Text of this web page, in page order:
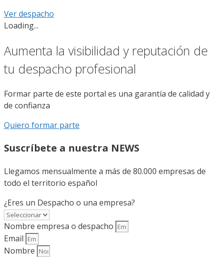
Ver despacho
Loading...
Aumenta la visibilidad y reputación de
tu despacho profesional
Formar parte de este portal es una garantía de calidad y
de confianza
Quiero formar parte
Suscríbete a nuestra NEWS
Llegamos mensualmente a más de 80.000 empresas de
todo el territorio español
¿Eres un Despacho o una empresa?
Nombre empresa o despacho
Email
Nombre